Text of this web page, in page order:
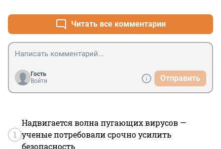
Читать все комментарии
Гость
Войти
Отправить
1
Надвигается волна пугающих вирусов —
ученые потребовали срочно усилить
безопасность